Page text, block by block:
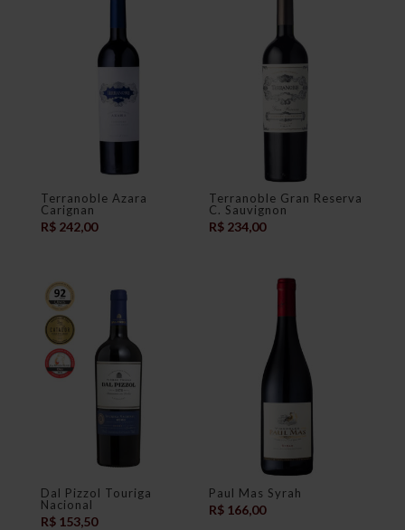
Terranoble Azara
Carignan
R$242,00
Terranoble Gran Reserva
C. Sauvignon
R$ 234,00
Dal Pizzol Touriga
Nacional
R$153,50
Paul Mas Syrah
R$ 166,00